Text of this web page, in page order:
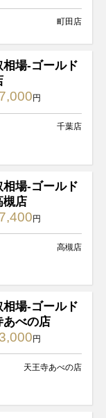
町田店
場-ゴールド
円
千葉店
場-ゴールド
槻店
円
高槻店
場-ゴールド
あべの店
円
天王寺あべの店